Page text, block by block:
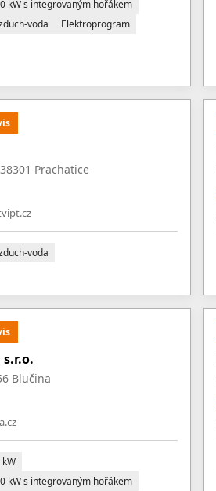
kW s integrovaným hořákem
voda
Elektroprogram
Prachatice
voda
Blučina
kW s integrovaným hořákem